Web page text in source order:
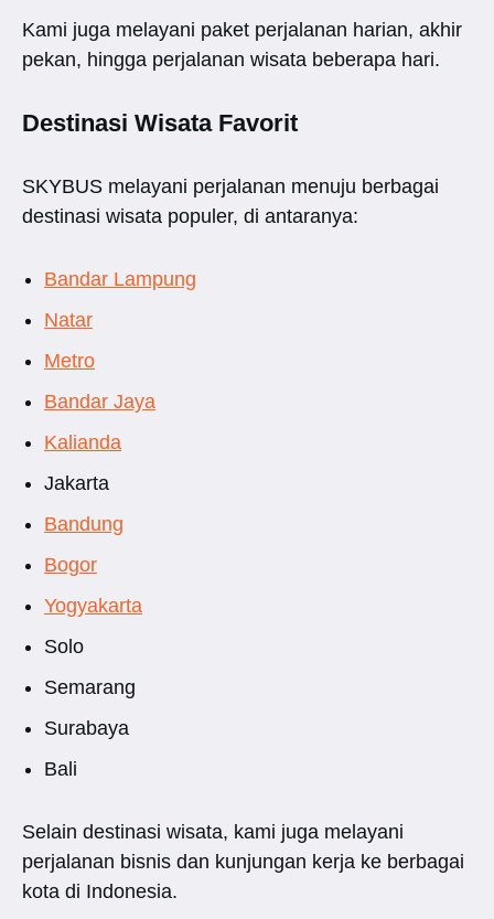
Kami juga melayani paket perjalanan harian, akhir
pekan, hingga perjalanan wisata beberapa hari.
Destinasi Wisata Favorit
SKYBUS melayani perjalanan menuju berbagai
destinasi wisata populer, di antaranya:
Bandar Lampung
Natar
Metro
Bandar Jaya
Kalianda
Jakarta
Bandung
Bogor
Yogyakarta
Solo
Semarang
Surabaya
Bali
Selain destinasi wisata, kami juga melayani
perjalanan bisnis dan kunjungan kerja ke berbagai
kota di Indonesia.